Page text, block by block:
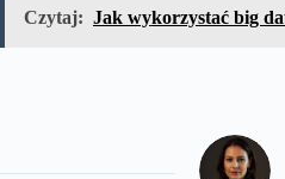
Czytaj: Jak wykorzystać big